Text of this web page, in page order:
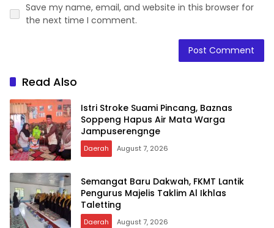
Save my name, email, and website in this browser for
the next time I comment.
Read Also
Istri Stroke Suami Pincang, Baznas
Soppeng Hapus Air Mata Warga
Jampuserengnge
Daerah August 7, 2026
Semangat Baru Dakwah, FKMT Lantik
Pengurus Majelis Taklim Al Ikhlas
Taletting
Daerah August 7, 2026